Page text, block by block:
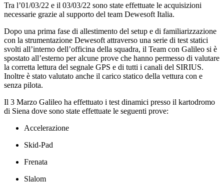
Tra l’01/03/22 e il 03/03/22 sono state effettuate le acquisizioni
necessarie grazie al supporto del team Dewesoft Italia.
Dopo una prima fase di allestimento del setup e di familiarizzazione
con la strumentazione Dewesoft attraverso una serie di test statici
svolti all’interno dell’officina della squadra, il Team con Galileo si è
spostato all’esterno per alcune prove che hanno permesso di valutare
la corretta lettura del segnale GPS e di tutti i canali del SIRIUS.
Inoltre è stato valutato anche il carico statico della vettura con e
senza pilota.
Il 3 Marzo Galileo ha effettuato i test dinamici presso il kartodromo
di Siena dove sono state effettuate le seguenti prove:
Accelerazione
Skid-Pad
Frenata
Slalom